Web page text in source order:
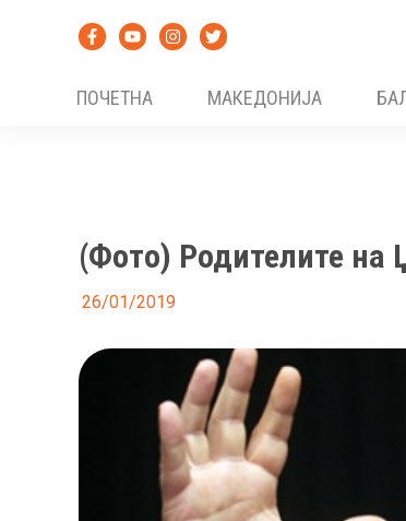
ПОЧЕТНА
МАКЕДОНИЈА
(Фото) Родителите на
26/01/2019